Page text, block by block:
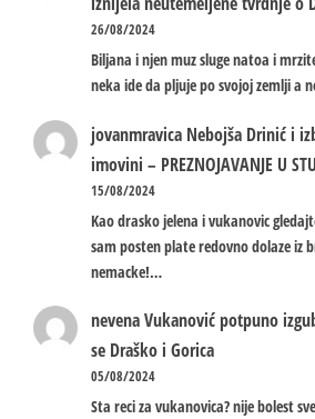
26/08/2024
Biljana i njen muz sluge natoa i
neka ide da pljuje po svojoj zemlji a
jovanmravica Nebojša Drinić i
imovini – PREZNOJAVANJE U
15/08/2024
Kao drasko jelena i vukanovic
sam posten plate redovno dolaze iz
nemacke!…
nevenaVukanović potpuno
se Draško i Gorica
05/08/2024
Sta reci za vukanovica? nije bolest